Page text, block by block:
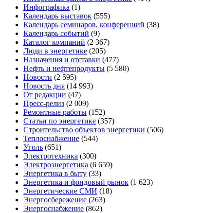
Инфографика (1)
Календарь выставок (555)
Календарь семинаров, конференций (38)
Календарь событий (9)
Каталог компаний (2 367)
Люди в энергетике (205)
Назначения и отставки (477)
Нефть и нефтепродукты (5 580)
Новости (2 595)
Новость дня (14 993)
От редакции (47)
Пресс-релиз (2 009)
Ремонтные работы (152)
Статьи по энергетике (357)
Строительство объектов энергетики (506)
Теплоснабжение (544)
Уголь (651)
Электротехника (300)
Электроэнергетика (6 659)
Энергетика в быту (33)
Энергетика и фондовый рынок (1 623)
Энергетические СМИ (18)
Энергосбережение (263)
Энергоснабжение (862)